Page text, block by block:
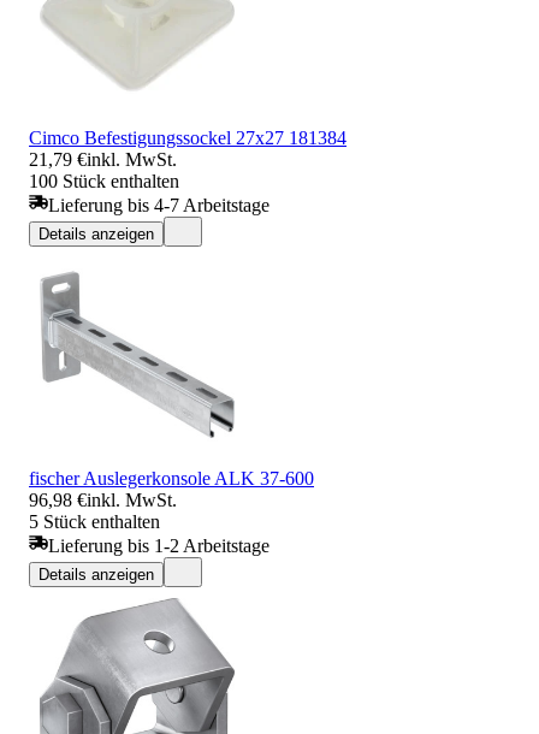
Cimco Befestigungssockel 27x27 181384
21,79 €inkl. MwSt.
100 Stück enthalten
Lieferung bis 4-7 Arbeitstage
Details anzeigen
fischer Auslegerkonsole ALK 37-600
96,98 €inkl. MwSt.
5 Stück enthalten
Lieferung bis 1-2 Arbeitstage
Details anzeigen